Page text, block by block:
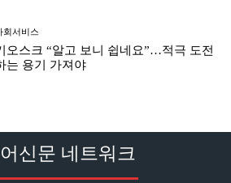
회서비스
오스크 “알고 보니 쉽네요”…적극 도전
는 용기 가져야
신문 네트워크